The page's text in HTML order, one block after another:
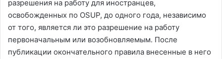
разрешения на работу для иностранцев,
освобожденных по OSUP, до одного года, независимо
от того, является ли это разрешение на работу
первоначальным или возобновляемым. После
публикации окончательного правила внесенные в него